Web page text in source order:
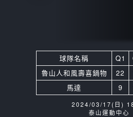
球隊名稱 Q1
魯山人和風壽喜鍋物
22
馬達
9
2024/03/17(日)
泰山運動中心